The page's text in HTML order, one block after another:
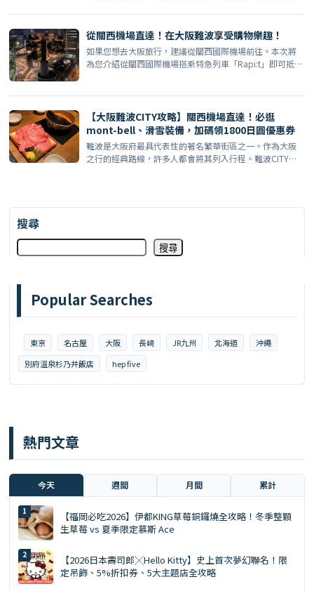
從關西機場直達！在大阪難波享受購物樂趣！
如果您想去大阪旅行，建議從關西國際機場前往。本次將
為您介紹從關西國際機場搭乘特急列車「Rapi:t」即可抵達
【大阪難波CITY攻略】關西機場直達！必逛
mont-bell、滑雪裝備，加碼領1800日圓優惠券
難波是大阪府最具代表性的著名繁華街區之一。作為大阪
之行的經典路線，許多人都會將其列入行程。難波CITY是
搜尋
搜尋
Popular Searches
東京 名古屋 大阪 長崎 JR九州 北海道
沖繩
別府溫泉杉乃井飯店
hep five
熱門文章
今天 週間 月間 累計
【福岡必吃2026】伊都KING草莓銅鑼燒全攻略！冬季整顆
生草莓 vs 夏季限定慕斯 Ace
【2026日本壽司郎╳Hello Kitty】史上首次夢幻聯名！限
定吊飾、5%折扣券、5大主題店全攻略